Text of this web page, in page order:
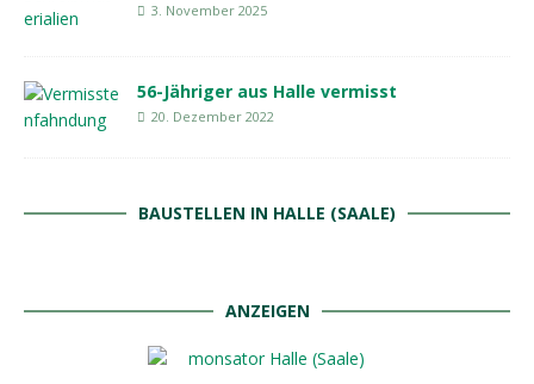
3. November 2025
56-Jähriger aus Halle vermisst
20. Dezember 2022
BAUSTELLEN IN HALLE (SAALE)
ANZEIGEN